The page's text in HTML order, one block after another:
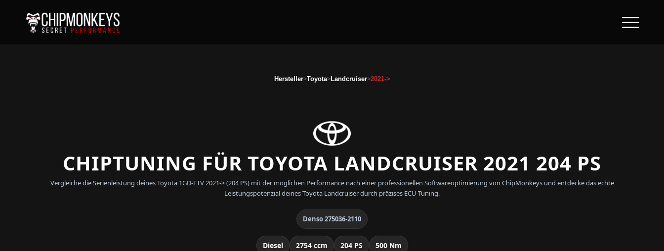
Hersteller>Toyota>Landcruiser>2021->
CHIPTUNING FÜR TOYOTA LANDCRUISER 2021 204 PS
Vergleiche die Serienleistung deines Toyota 1GD-FTV 2021-> (204 PS) mit der möglichen Performance nach einer professionellen Softwareoptimierung von ChipMonkeys und entdecke das echte
Leistungspotenzial deines Toyota Landcruiser durch präzises ECU-Tuning.
Denso 275036-2110
Diesel 2754 ccm 204 PS 500 Nm